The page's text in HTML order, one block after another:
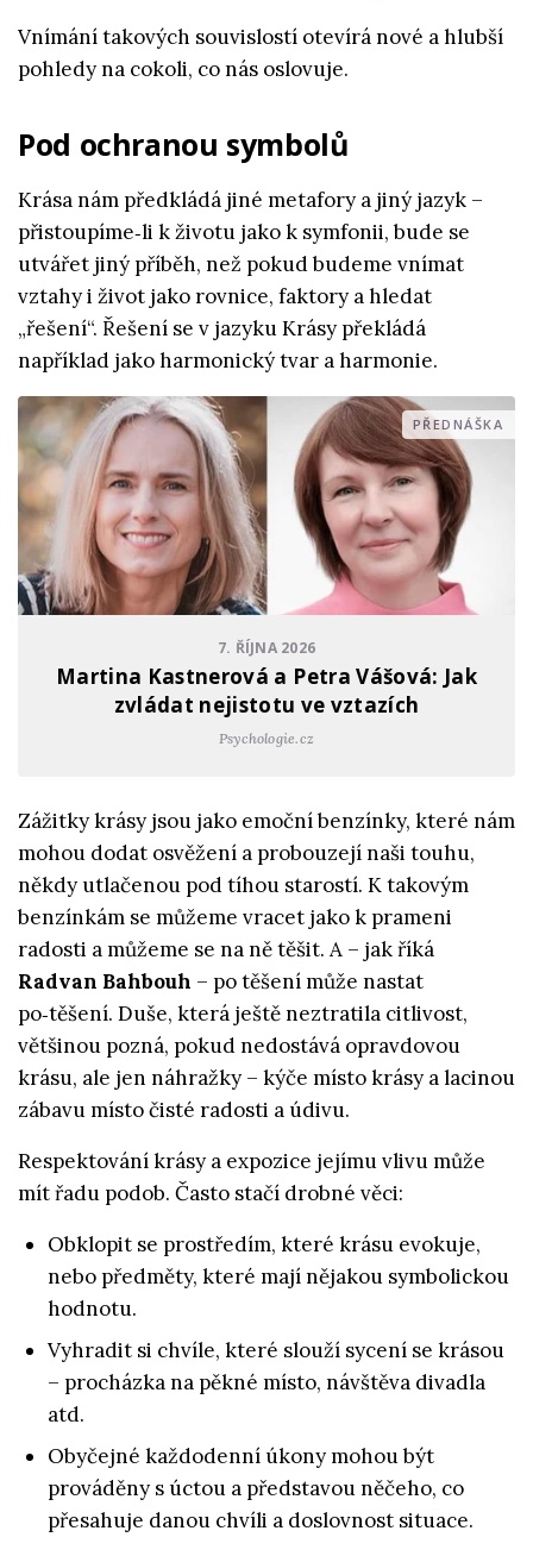
Vnímání takových souvislostí otevírá nové a hlubší
pohledy na cokoli, co nás oslovuje.
Pod ochranou symbolů
Krása nám předkládá jiné metafory a jiný jazyk –
přistoupíme‑li k životu jako k symfonii, bude se
utvářet jiný příběh, než pokud budeme vnímat
vztahy i život jako rovnice, faktory a hledat
„řešení“. Řešení se v jazyku Krásy překládá
například jako harmonický tvar a harmonie.
PŘEDNÁŠKA
7. ŘÍJNA 2026
Martina Kastnerová a Petra Vášová: Jak
zvládat nejistotu ve vztazích
Psychologie.cz
Zážitky krásy jsou jako emoční benzínky, které nám
mohou dodat osvěžení a probouzejí naši touhu,
někdy utlačenou pod tíhou starostí. K takovým
benzínkám se můžeme vracet jako k prameni
radosti a můžeme se na ně těšit. A – jak říká
Radvan Bahbouh – po těšení může nastat
po‑těšení. Duše, která ještě neztratila citlivost,
většinou pozná, pokud nedostává opravdovou
krásu, ale jen náhražky – kýče místo krásy a lacinou
zábavu místo čisté radosti a údivu.
Respektování krásy a expozice jejímu vlivu může
mít řadu podob. Často stačí drobné věci:
Obklopit se prostředím, které krásu evokuje,
nebo předměty, které mají nějakou symbolickou
hodnotu.
Vyhradit si chvíle, které slouží sycení se krásou
– procházka na pěkné místo, návštěva divadla
atd.
Obyčejné každodenní úkony mohou být
prováděny s úctou a představou něčeho, co
přesahuje danou chvíli a doslovnost situace.